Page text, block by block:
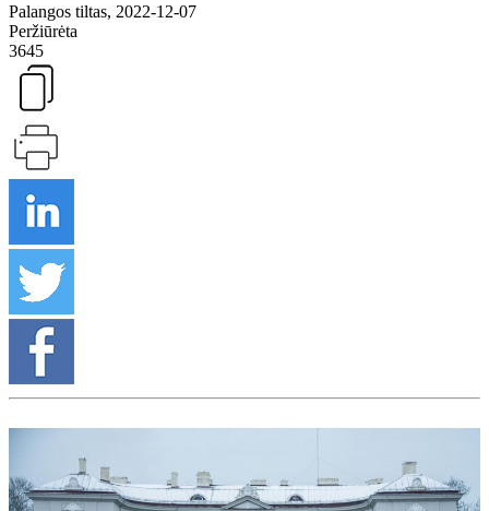
Palangos tiltas, 2022-12-07
Peržiūrėta
3645